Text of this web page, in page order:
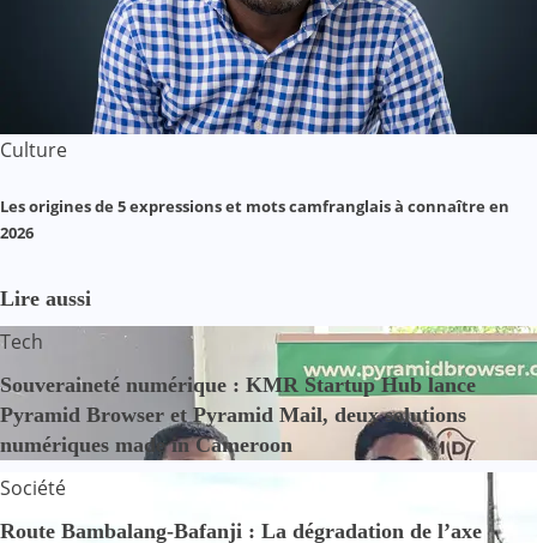
Culture
Les origines de 5 expressions et mots camfranglais à connaître en
2026
Lire aussi
Tech
Souveraineté numérique : KMR Startup Hub lance
Pyramid Browser et Pyramid Mail, deux solutions
numériques made in Cameroon
Société
Route Bambalang-Bafanji : La dégradation de l’axe